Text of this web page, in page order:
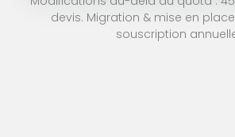
devis. Migration & mise en
souscription